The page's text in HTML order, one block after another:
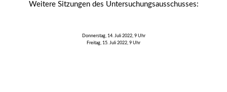
Weitere Sitzungen des Untersuchungsausschusses:
Donnerstag, 14. Juli 2022, 9 Uhr
Freitag, 15. Juli 2022, 9 Uhr